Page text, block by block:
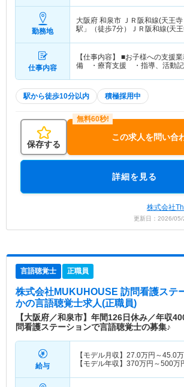
勤務地
大阪府 和泉市 ＪＲ阪和線(天王
駅」（徒歩7分）ＪＲ阪和線(天
仕事内容
【仕事内容】 ■お子様への支援
備 ・療育支援 ・指導、活動
駅から徒歩10分以内 積極採用中
保存する
この求人を問い合
詳細を見る
株式会社
更新日：2026/
言語聴覚士 正職員
株式会社MUKUHOUSE 訪問看護ステ
かの言語聴覚士求人(正職員)
【大阪府／和泉市】年間126日休み／年収
問看護ステーションで言語聴覚士の募集♪
給与
【モデル月収】 27.0万円～45.0
【モデル年収】 370万円～500万